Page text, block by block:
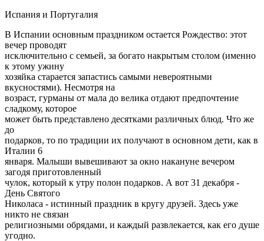
Испания и Португалия
В Испании основным праздником остается Рождество: этот
вечер проводят
исключительно с семьей, за богато накрытым столом (именно
к этому ужину
хозяйка старается запастись самыми невероятными
вкусностями). Несмотря на
возраст, гурманы от мала до велика отдают предпочтение
сладкому, которое
может быть представлено десятками различных блюд. Что же
до
подарков, то по традиции их получают в основном дети, как в
Италии 6
января. Малыши вывешивают за окно накануне вечером
загодя приготовленный
чулок, который к утру полон подарков. А вот 31 декабря -
День Святого
Николаса - истинный праздник в кругу друзей. Здесь уже
никто не связан
религиозными обрядами, и каждый развлекается, как его душе
угодно.